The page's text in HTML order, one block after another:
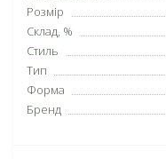
Розмір
Склад, %
Стиль
Тип
Форма
Бренд